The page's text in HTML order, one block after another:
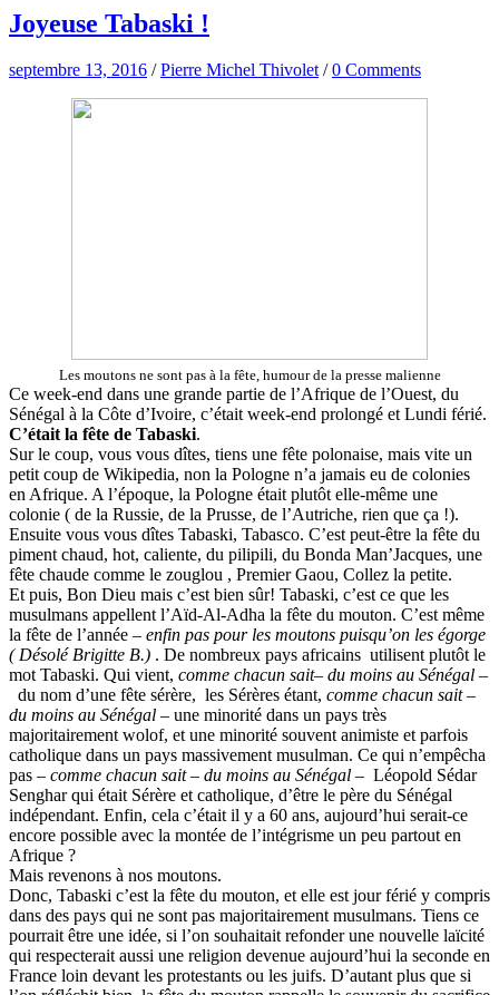
Joyeuse Tabaski !
septembre 13, 2016 /Pierre Michel Thivolet /0 Comments
Les moutons ne sont pas à la fête, humour de la presse malienne
Ce week-end dans une grande partie de l’Afrique de l’Ouest, du
Sénégal à la Côte d’Ivoire, c’était week-end prolongé et Lundi férié.
C’était la fête de Tabaski.
Sur le coup, vous vous dîtes, tiens une fête polonaise, mais vite un
petit coup de Wikipedia, non la Pologne n’a jamais eu de colonies
en Afrique. A l’époque, la Pologne était plutôt elle-même une
colonie ( de la Russie, de la Prusse, de l’Autriche, rien que ça !).
Ensuite vous vous dîtes Tabaski, Tabasco. C’est peut-être la fête du
piment chaud, hot, caliente, du pilipili, du Bonda Man’Jacques, une
fête chaude comme le zouglou , Premier Gaou, Collez la petite.
Et puis, Bon Dieu mais c’est bien sûr! Tabaski, c’est ce que les
musulmans appellent l’Aïd-Al-Adha la fête du mouton. C’est même
la fête de l’année – enfin pas pour les moutons puisqu’on les égorge
( Désolé Brigitte B.) . De nombreux pays africains utilisent plutôt le
mot Tabaski. Qui vient, comme chacun sait– du moins au Sénégal –
du nom d’une fête sérère, les Sérères étant, comme chacun sait –
du moins au Sénégal – une minorité dans un pays très
majoritairement wolof, et une minorité souvent animiste et parfois
catholique dans un pays massivement musulman. Ce qui n’empêcha
pas – comme chacun sait – du moins au Sénégal – Léopold Sédar
Senghar qui était Sérère et catholique, d’être le père du Sénégal
indépendant. Enfin, cela c’était il y a 60 ans, aujourd’hui serait-ce
encore possible avec la montée de l’intégrisme un peu partout en
Afrique ?
Mais revenons à nos moutons.
Donc, Tabaski c’est la fête du mouton, et elle est jour férié y compris
dans des pays qui ne sont pas majoritairement musulmans. Tiens ce
pourrait être une idée, si l’on souhaitait refonder une nouvelle laïcité
qui respecterait aussi une religion devenue aujourd’hui la seconde en
France loin devant les protestants ou les juifs. D’autant plus que si